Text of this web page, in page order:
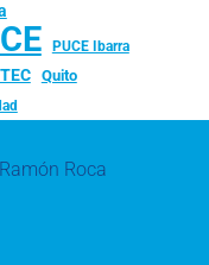
PUCE Ibarra
Quito
Roca